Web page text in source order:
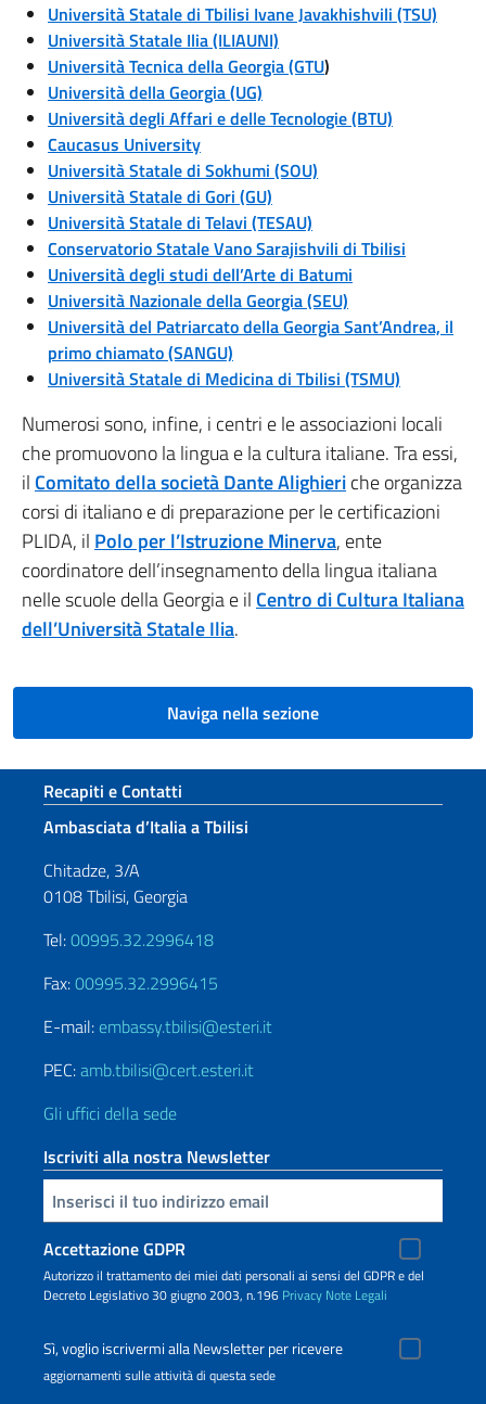
Università Statale di Tbilisi Ivane Javakhishvili (TSU)
Università Statale Ilia (ILIAUNI)
Università Tecnica della Georgia (GTU)
Università della Georgia (UG)
Università degli Affari e delle Tecnologie (BTU)
Caucasus University
Università Statale di Sokhumi (SOU)
Università Statale di Gori (GU)
Università Statale di Telavi (TESAU)
Conservatorio Statale Vano Sarajishvili di Tbilisi
Università degli studi dell’Arte di Batumi
Università Nazionale della Georgia (SEU)
Università del Patriarcato della Georgia Sant’Andrea, il
primo chiamato (SANGU)
Università Statale di Medicina di Tbilisi (TSMU)
Numerosi sono, infine, i centri e le associazioni locali
che promuovono la lingua e la cultura italiane. Tra essi,
il Comitato della società Dante Alighieriche organizza
corsi di italiano e di preparazione per le certificazioni
PLIDA, il Polo per l’Istruzione Minerva, ente
coordinatore dell’insegnamento della lingua italiana
nelle scuole della Georgia e il Centro di Cultura Italiana
dell’Università Statale Ilia.
Naviga nella sezione
Sezione footer
Recapiti e Contatti
Ambasciata d’Italia a Tbilisi
Chitadze, 3/A
0108 Tbilisi, Georgia
Tel:00995.32.2996418
Fax:00995.32.2996415
E-mail: embassy.tbilisi@esteri.it
PEC:amb.tbilisi@cert.esteri.it
Gli uffici della sede
Iscriviti alla nostra Newsletter
Inserisci la tua email
Accettazione GDPR
Autorizzo il trattamento dei miei dati personali ai sensi del GDPR e del
Decreto Legislativo 30 giugno 2003, n.196 Privacy Note Legali
Sì, voglio iscrivermi alla Newsletter per ricevere
aggiornamenti sulle attività di questa sede